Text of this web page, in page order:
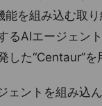
を組み込む取
るAIエージェン
した“Centaur”を
ェントを組み込